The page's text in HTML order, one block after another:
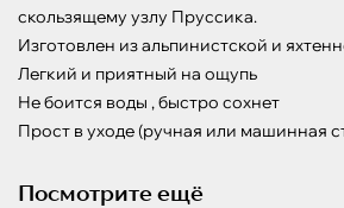
скользящему узлу Пруссика.
Изготовлен из альпинистской и
Легкий и приятный на ощупь
Не боится воды , быстро сохнет
Прост в уходе (ручная или машинная
Посмотрите ещё